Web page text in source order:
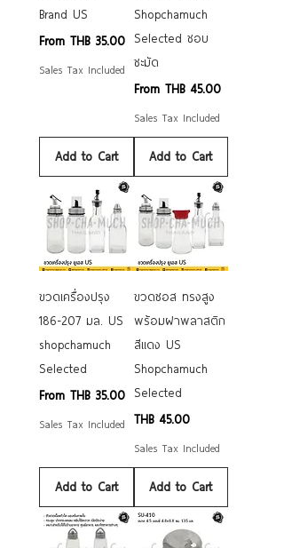
Brand US
From THB 35.00
Sale Price
Sales Tax Included
Add to Cart
Shopchamuch
Selected ชอบ
ชะมัด
From THB 45.00
Sale Price
Sales Tax Included
Add to Cart
ขวดเครื่องปรุง
186-207 มล. US
shopchamuch
Selected
From THB 35.00
Sale Price
Sales Tax Included
Add to Cart
ขวดซอส ทรงสูง
พร้อมฝาพลาสติก
สีแดง US
Shopchamuch
Selected
Price
THB 45.00
Sales Tax Included
Add to Cart